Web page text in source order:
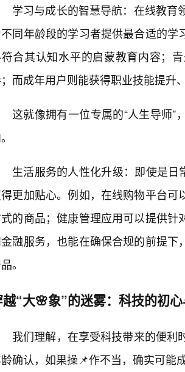
学习与成长的智慧导航：在线教育
同年龄段的学习者提供最合适的
合其认知水平的启蒙教育内容；
而成年用户则能获得职业技能提升
这就像拥有一位专属的“人生导师
生活服务的人性化升级：即使是日
更加贴心。例如，在线购物平台
的商品；健康管理应用可以提供
融服务，也能在确保合规的前提
。
越“大🌸象”的迷雾：科技的初
我们理解，在享受科技带来的便利
确认，如果操📌作不当，确实可能